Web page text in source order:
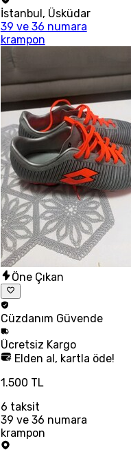
İstanbul, Üsküdar
39 ve 36 numara
krampon
Öne Çıkan
Cüzdanım Güvende
Ücretsiz Kargo
Elden al, kartla öde!
1.500 TL
6 taksit
39 ve 36 numara
krampon